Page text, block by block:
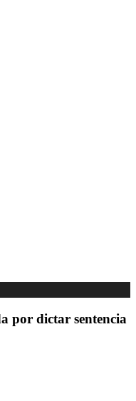
por dictar sentencia